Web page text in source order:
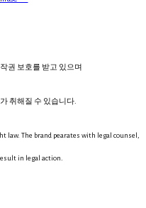
작권 보호를 받고 있으며
취해질 수 있습니다.
law. The brand pearates with legal counsel,
in legal action.